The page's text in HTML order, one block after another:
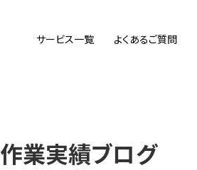
サービス一覧 よくあるご質問
作業実績ブログ